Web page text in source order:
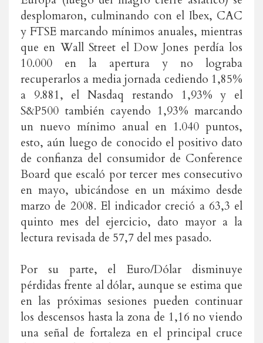
desplomaron, culminando con el Ibex, CAC
y FTSE marcando mínimos anuales, mientras
que en Wall Street el Dow Jones perdía los
10.000 en la apertura y no lograba
recuperarlos a media jornada cediendo 1,85%
a 9.881, el Nasdaq restando 1,93% y el
S&P500 también cayendo 1,93% marcando
un nuevo mínimo anual en 1.040 puntos,
esto, aún luego de conocido el positivo dato
de confianza del consumidor de Conference
Board que escaló por tercer mes consecutivo
en mayo, ubicándose en un máximo desde
marzo de 2008. El indicador creció a 63,3 el
quinto mes del ejercicio, dato mayor a la
lectura revisada de 57,7 del mes pasado.
Por su parte, el Euro/Dólar disminuye
pérdidas frente al dólar, aunque se estima que
en las próximas sesiones pueden continuar
los descensos hasta la zona de 1,16 no viendo
una señal de fortaleza en el principal cruce